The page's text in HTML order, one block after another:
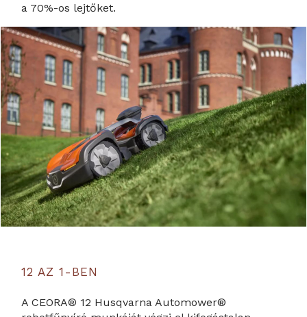
a 70%-os lejtőket.
12 AZ 1-BEN
A CEORA® 12 Husqvarna Automower®